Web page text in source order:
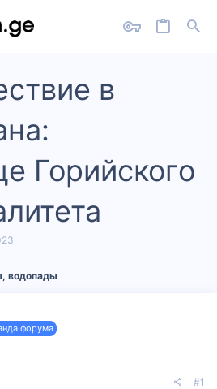
в
Горийского
водопады
форума
#1